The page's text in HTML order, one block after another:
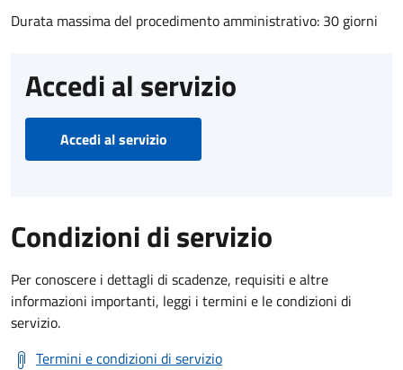
Durata massima del procedimento amministrativo: 30 giorni
Accedi al servizio
Accedi al servizio
Condizioni di servizio
Per conoscere i dettagli di scadenze, requisiti e altre
informazioni importanti, leggi i termini e le condizioni di
servizio.
Termini e condizioni di servizio